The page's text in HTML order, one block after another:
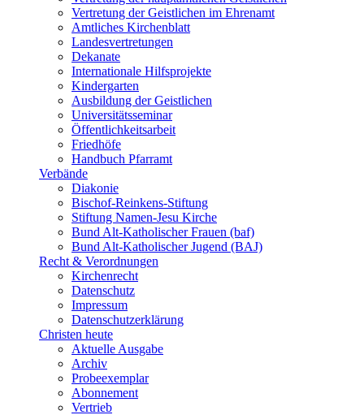
Vertretung der Geistlichen im Ehrenamt
Amtliches Kirchenblatt
Landesvertretungen
Dekanate
Internationale Hilfsprojekte
Kindergarten
Ausbildung der Geistlichen
Universitätsseminar
Öffentlichkeitsarbeit
Friedhöfe
Handbuch Pfarramt
Verbände
Diakonie
Bischof-Reinkens-Stiftung
Stiftung Namen-Jesu Kirche
Bund Alt-Katholischer Frauen (baf)
Bund Alt-Katholischer Jugend (BAJ)
Recht & Verordnungen
Kirchenrecht
Datenschutz
Impressum
Datenschutzerklärung
Christen heute
Aktuelle Ausgabe
Archiv
Probeexemplar
Abonnement
Vertrieb